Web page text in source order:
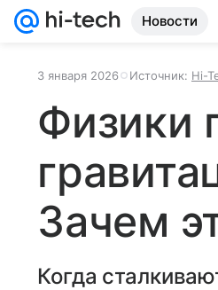
Новости
3 января 2026 Источник: Hi-
Физики
Зачем
Когда